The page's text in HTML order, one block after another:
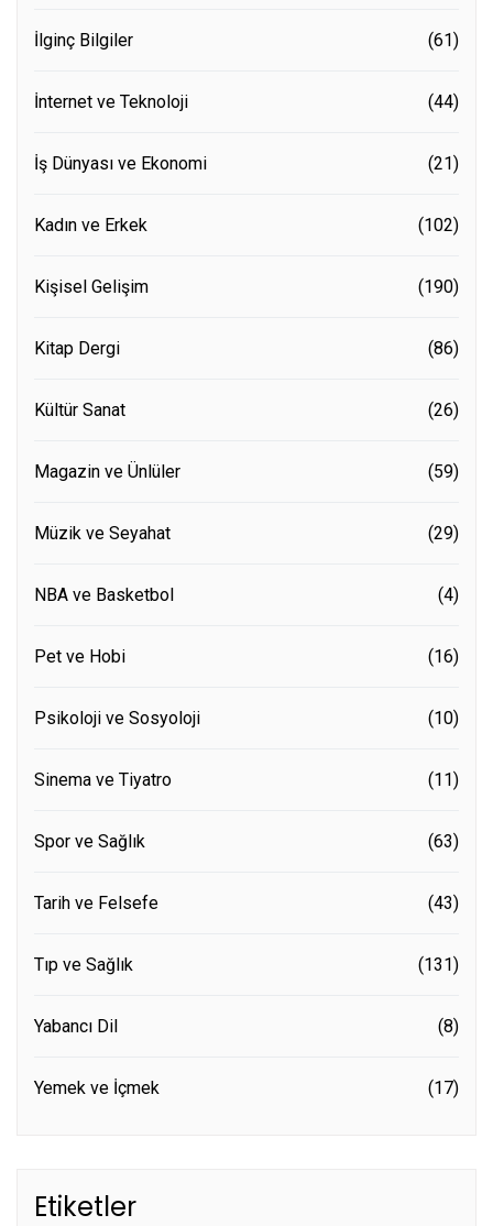
İlginç Bilgiler (61)
İnternet ve Teknoloji (44)
İş Dünyası ve Ekonomi (21)
Kadın ve Erkek (102)
Kişisel Gelişim (190)
Kitap Dergi (86)
Kültür Sanat (26)
Magazin ve Ünlüler (59)
Müzik ve Seyahat (29)
NBA ve Basketbol (4)
Pet ve Hobi (16)
Psikoloji ve Sosyoloji (10)
Sinema ve Tiyatro (11)
Spor ve Sağlık (63)
Tarih ve Felsefe (43)
Tıp ve Sağlık (131)
Yabancı Dil (8)
Yemek ve İçmek (17)
Etiketler